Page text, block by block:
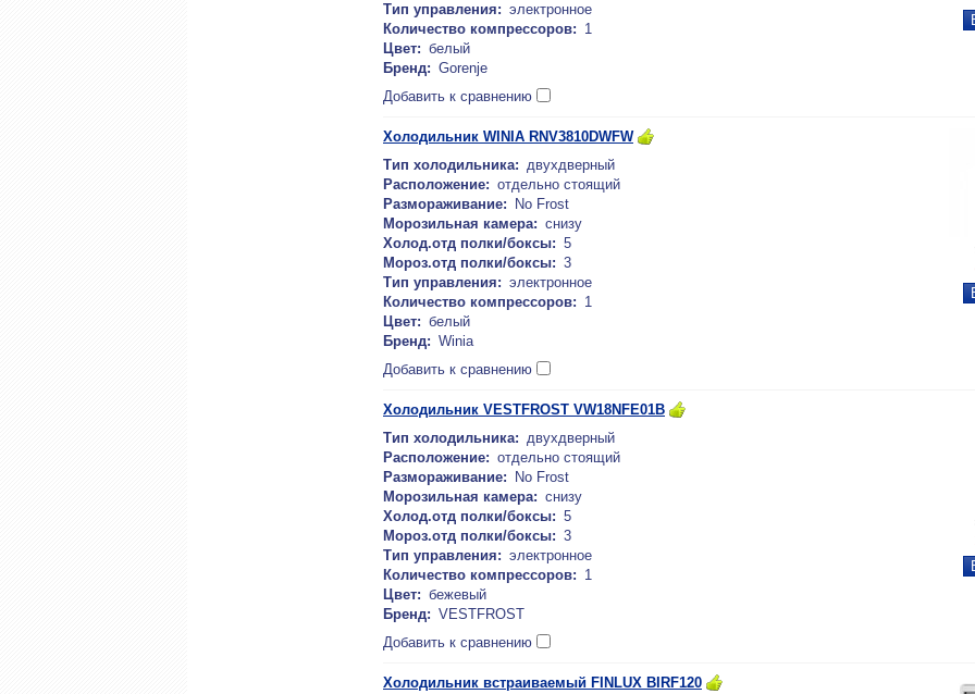
Тип управления: электронное
Количество компрессоров: 1
Цвет: белый
Бренд: Gorenje
Добавить к сравнению

Холодильник WINIA RNV3810DWFW
Тип холодильника: двухдверный
Расположение: отдельно стоящий
Размораживание:
No Frost
Морозильная камера: снизу
Холод.отд полки/боксы: 5
Мороз.отд полки/боксы: 3
Тип управления: электронное
Количество компрессоров: 1
Цвет: белый
Бренд: Winia
Добавить к сравнению

Холодильник VESTFROST VW18NFE01B
Тип холодильника: двухдверный
Расположение: отдельно стоящий
Размораживание:
No Frost
Морозильная камера: снизу
Холод.отд полки/боксы: 5
Мороз.отд полки/боксы: 3
Тип управления: электронное
Количество компрессоров: 1
Цвет: бежевый
Бренд: VESTFROST
Добавить к сравнению
Холодильник встраиваемый FINLUX BIRF120